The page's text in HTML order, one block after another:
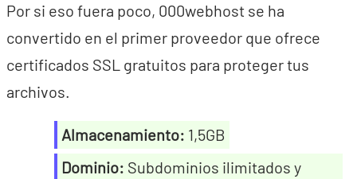
Por si eso fuera poco, 000webhost se ha
convertido en el primer proveedor que ofrece
certificados SSL gratuitos para proteger tus
archivos.
Almacenamiento: 1,5GB
Dominio: Subdominios ilimitados y